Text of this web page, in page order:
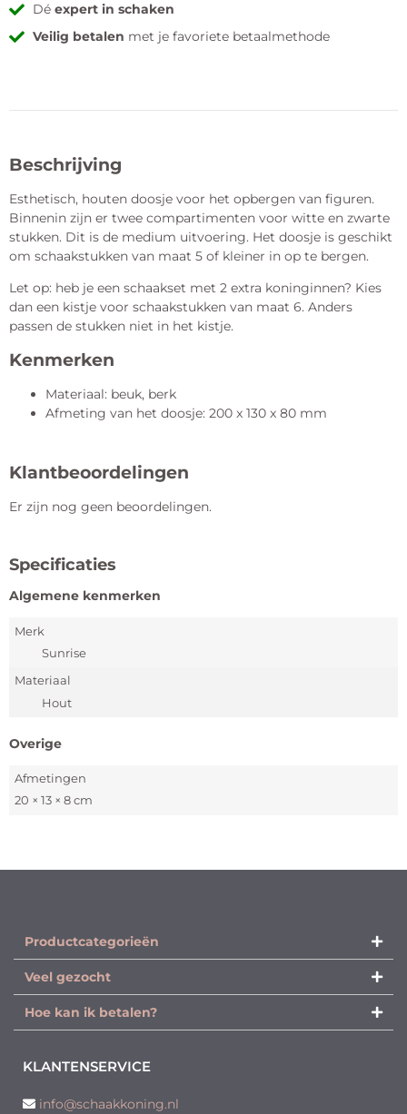
Déexpert in schaken
Veilig betalen met je favoriete betaalmethode
Beschrijving
Esthetisch, houten doosje voor het opbergen van figuren.
Binnenin zijn er twee compartimenten voor witte en zwarte
stukken. Dit is de medium uitvoering. Het doosje is geschikt
om schaakstukken van maat 5 of kleiner in op te bergen.
Let op: heb je een schaakset met 2 extra koninginnen? Kies
dan een kistje voor schaakstukken van maat 6. Anders
passen de stukken niet in het kistje.
Kenmerken
Materiaal: beuk, berk
Afmeting van het doosje: 200 x 130 x 80 mm
Klantbeoordelingen
Er zijn nog geen beoordelingen.
Specificaties
Algemene kenmerken
Merk
Sunrise
Materiaal
Hout
Overige
Afmetingen
20 × 13 × 8 cm
Productcategorieën​
Veel gezocht
Hoe kan ik betalen?
KLANTENSERVICE
info@schaakkoning.nl